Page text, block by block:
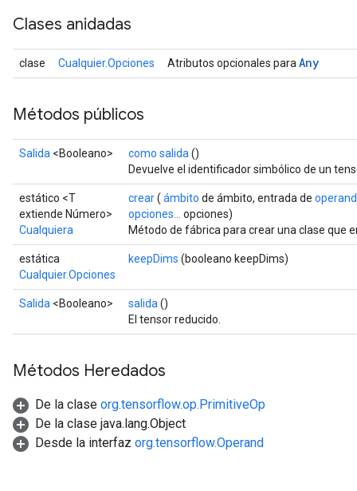
Clases anidadas
clase Cualquier.Opciones Atributos opcionales para Any
Métodos públicos
Salida <Booleano> como salida ()
Devuelve el identificador simbólico de un
estático <T
extiende Número>
Cualquiera
crear( ámbito de ámbito, entrada de
opciones...
opciones)
Método de fábrica para crear una clase que
estática
Cualquier.Opciones
keepDims (booleano keepDims)
Salida <Booleano> salida ()
El tensor reducido.
Métodos Heredados
De la clase org.tensorflow.op.PrimitiveOp
De la clase java.lang.Object
Desde la interfaz org.tensorflow.Operand